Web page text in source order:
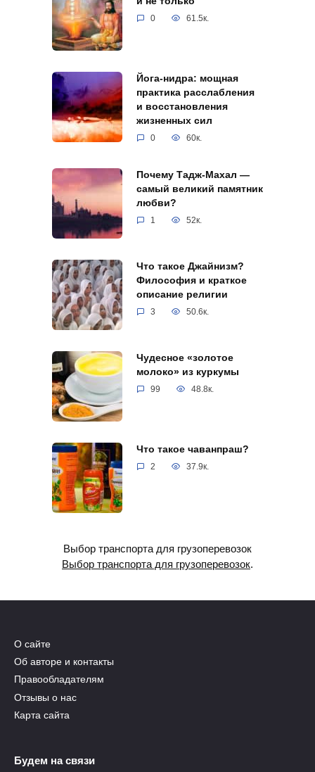
0 61.5к.
Йога-нидра: мощная
практика расслабления
и восстановления
жизненных сил
0 60к.
Почему Тадж-Махал —
самый великий памятник
любви?
1 52к.
Что такое Джайнизм?
Философия и краткое
описание религии
3 50.6к.
Чудесное «золотое
молоко» из куркумы
99 48.8к.
Что такое чаванпраш?
2 37.9к.
Выбор транспорта для грузоперевозок
Выбор транспорта для грузоперевозок.
О сайте
Об авторе и контакты
Правообладателям
Отзывы о нас
Карта сайта
Будем на связи